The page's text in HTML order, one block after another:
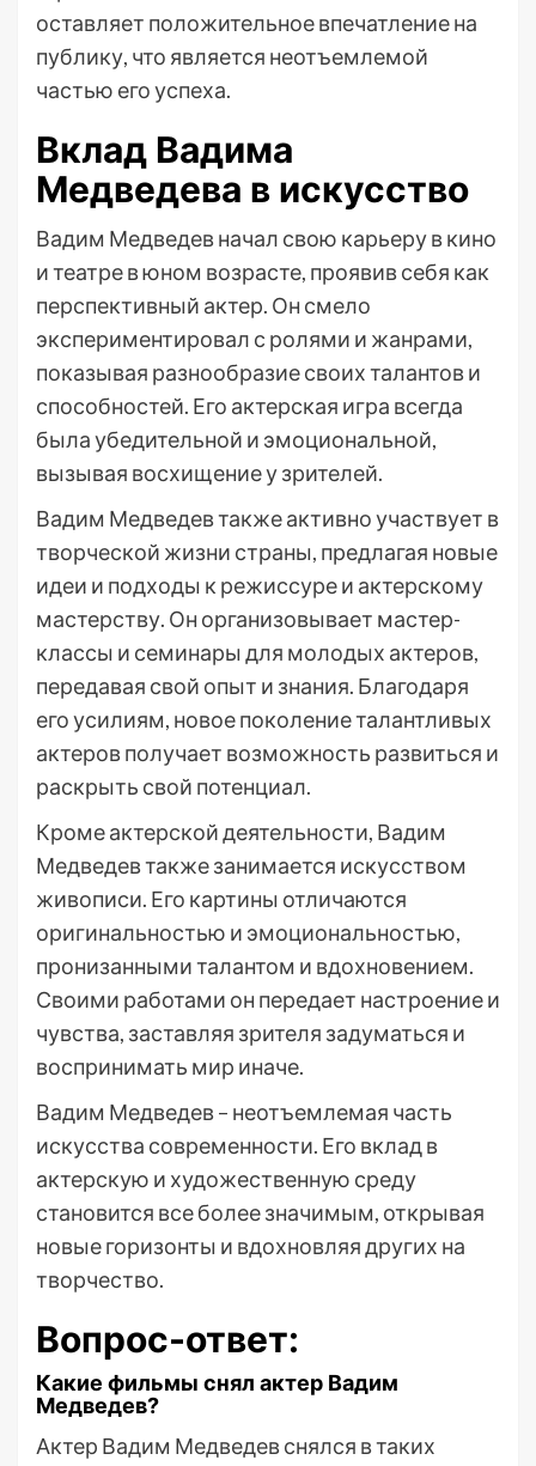
оставляет положительное впечатление на
публику, что является неотъемлемой
частью его успеха.
Вклад Вадима
Медведева в искусство
Вадим Медведев начал свою карьеру в кино
и театре в юном возрасте, проявив себя как
перспективный актер. Он смело
экспериментировал с ролями и жанрами,
показывая разнообразие своих талантов и
способностей. Его актерская игра всегда
была убедительной и эмоциональной,
вызывая восхищение у зрителей.
Вадим Медведев также активно участвует в
творческой жизни страны, предлагая новые
идеи и подходы к режиссуре и актерскому
мастерству. Он организовывает мастер-
классы и семинары для молодых актеров,
передавая свой опыт и знания. Благодаря
его усилиям, новое поколение талантливых
актеров получает возможность развиться и
раскрыть свой потенциал.
Кроме актерской деятельности, Вадим
Медведев также занимается искусством
живописи. Его картины отличаются
оригинальностью и эмоциональностью,
пронизанными талантом и вдохновением.
Своими работами он передает настроение и
чувства, заставляя зрителя задуматься и
воспринимать мир иначе.
Вадим Медведев – неотъемлемая часть
искусства современности. Его вклад в
актерскую и художественную среду
становится все более значимым, открывая
новые горизонты и вдохновляя других на
творчество.
Вопрос-ответ:
Какие фильмы снял актер Вадим
Медведев?
Актер Вадим Медведев снялся в таких